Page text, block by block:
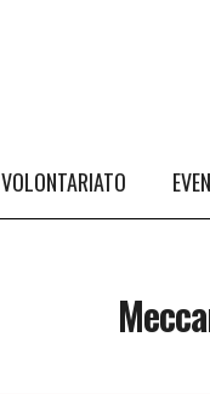
VOLONTARIATO